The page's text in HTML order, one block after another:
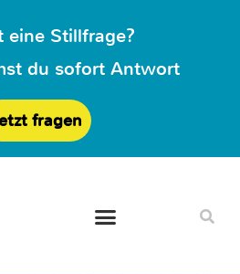
eine Stillfrage?
du sofort Antwort
fragen